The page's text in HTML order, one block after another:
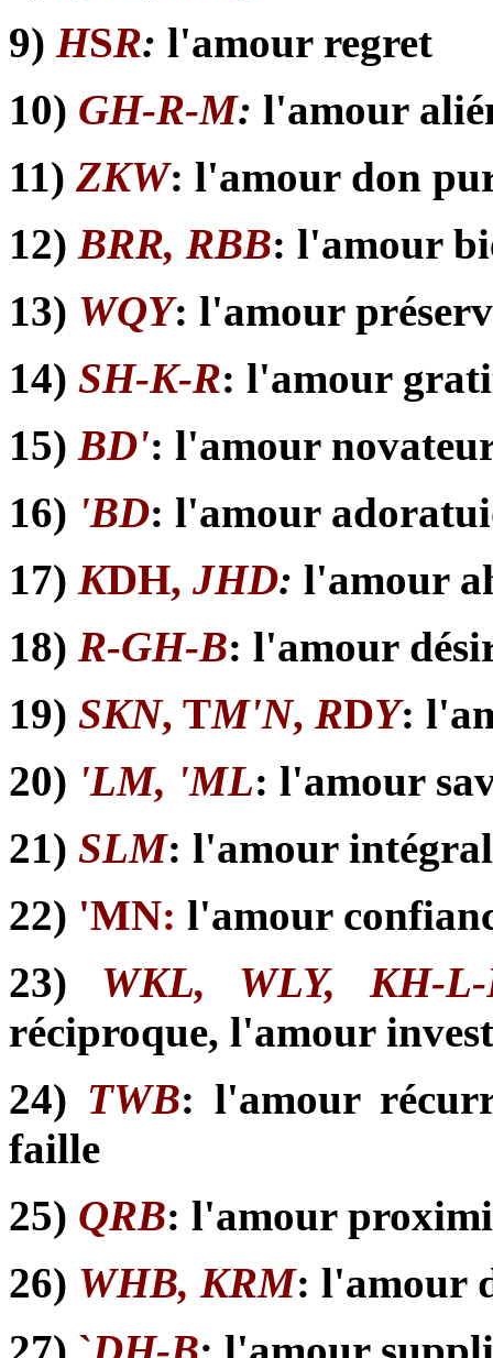
9) HSR: l'amour regret
10) GH-R-M: l'amour
11) ZKW: l'amour don
12) BRR, RBB: l'amour
13) WQY: l'amour
14) SH-K-R: l'amour
15) BD': l'amour
16) 'BD: l'amour
17) KDH, JHD: l'amour
18) R-GH-B: l'amour
19) SKN, TM'N, RDY:
20) 'LM, 'ML: l'amour
21) SLM: l'amour
22) 'MN: l'amour
23) WKL, WLY, KH-
réciproque, l'amour
24) TWB: l'amour
faille
25) QRB: l'amour
26) WHB, KRM: l'amour